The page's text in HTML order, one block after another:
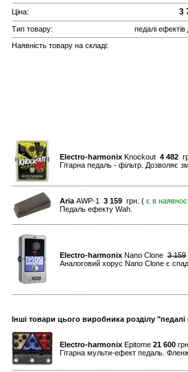
Ціна: 3
Тип товару:
педалі ефектів
Наявність товару на складі:
Electro-harmonix Knockout 4 482
Гітарна педаль - фільтр. Дозволяє
Aria AWP-1 3 159 грн. ( є в
Педаль ефекту Wah.
Electro-harmonix Nano Clone 3 159
Аналоговий хорус Nano Clone є
Інші товари цього виробника розділу "педалі
Electro-harmonix Epitome 21 600
Гітарна мульти-ефект педаль.